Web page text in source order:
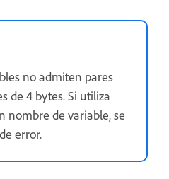
no admiten pares
de 4 bytes. Si utiliza
nombre de variable, se
error.